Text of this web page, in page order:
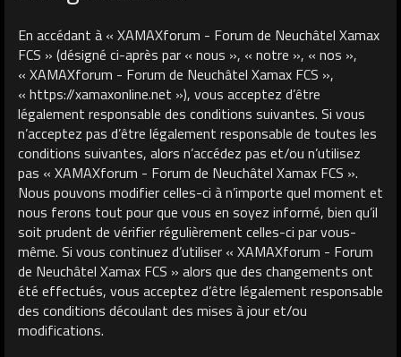
En accédant à « XAMAXforum - Forum de Neuchâtel Xamax
FCS » (désigné ci-après par « nous », « notre », « nos »,
« XAMAXforum - Forum de Neuchâtel Xamax FCS »,
« https://xamaxonline.net »), vous acceptez d’être
légalement responsable des conditions suivantes. Si vous
n’acceptez pas d’être légalement responsable de toutes les
conditions suivantes, alors n’accédez pas et/ou n’utilisez
pas « XAMAXforum - Forum de Neuchâtel Xamax FCS ».
Nous pouvons modifier celles-ci à n’importe quel moment et
nous ferons tout pour que vous en soyez informé, bien qu’il
soit prudent de vérifier régulièrement celles-ci par vous-
même. Si vous continuez d’utiliser « XAMAXforum - Forum
de Neuchâtel Xamax FCS » alors que des changements ont
été effectués, vous acceptez d’être légalement responsable
des conditions découlant des mises à jour et/ou
modifications.